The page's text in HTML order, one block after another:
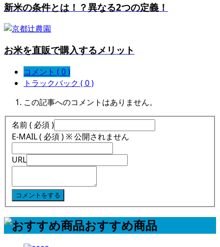
新米の条件とは！？異なる2つの定義！
お米を直販で購入するメリット
コメント ( 0 )
トラックバック ( 0 )
この記事へのコメントはありません。
名前 ( 必須 )
E-MAIL ( 必須 ) ※ 公開されません
URL
おすすめ商品